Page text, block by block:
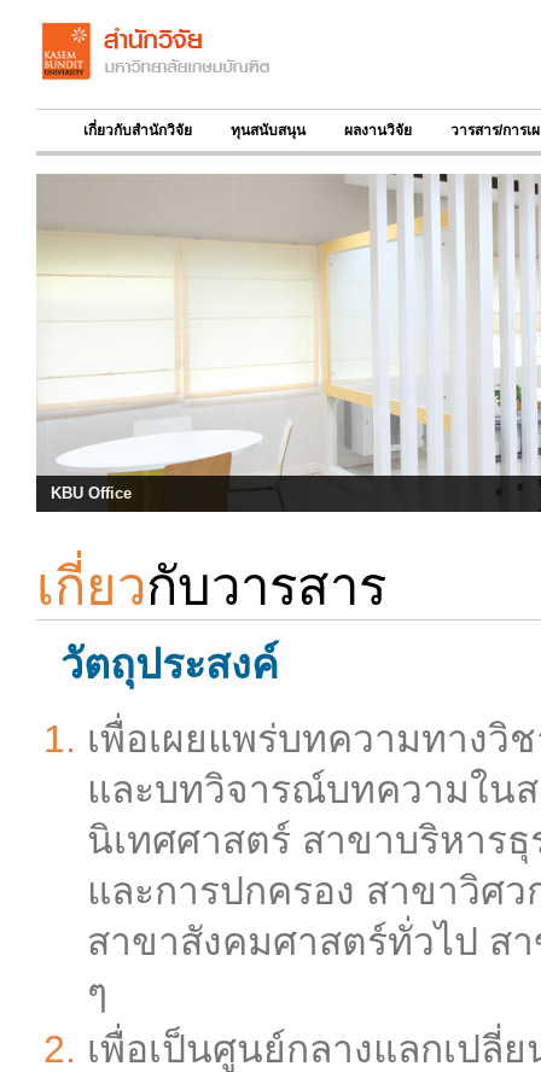
เกี่ยวกับสำนักวิจัย ทุนสนับสนุน ผลงานวิจัย วารสาร/การเ
KBU Office
เกี่ยวกับวารสาร
วัตถุประสงค์
เพื่อเผยแพร่บทความทางวิ
และบทวิจารณ์บทความใน
นิเทศศาสตร์ สาขาบริหาร
และการปกครอง สาขาวิศ
สาขาสังคมศาสตร์ทั่วไป ส
ๆ
เพื่อเป็นศูนย์กลางแลกเปลี่